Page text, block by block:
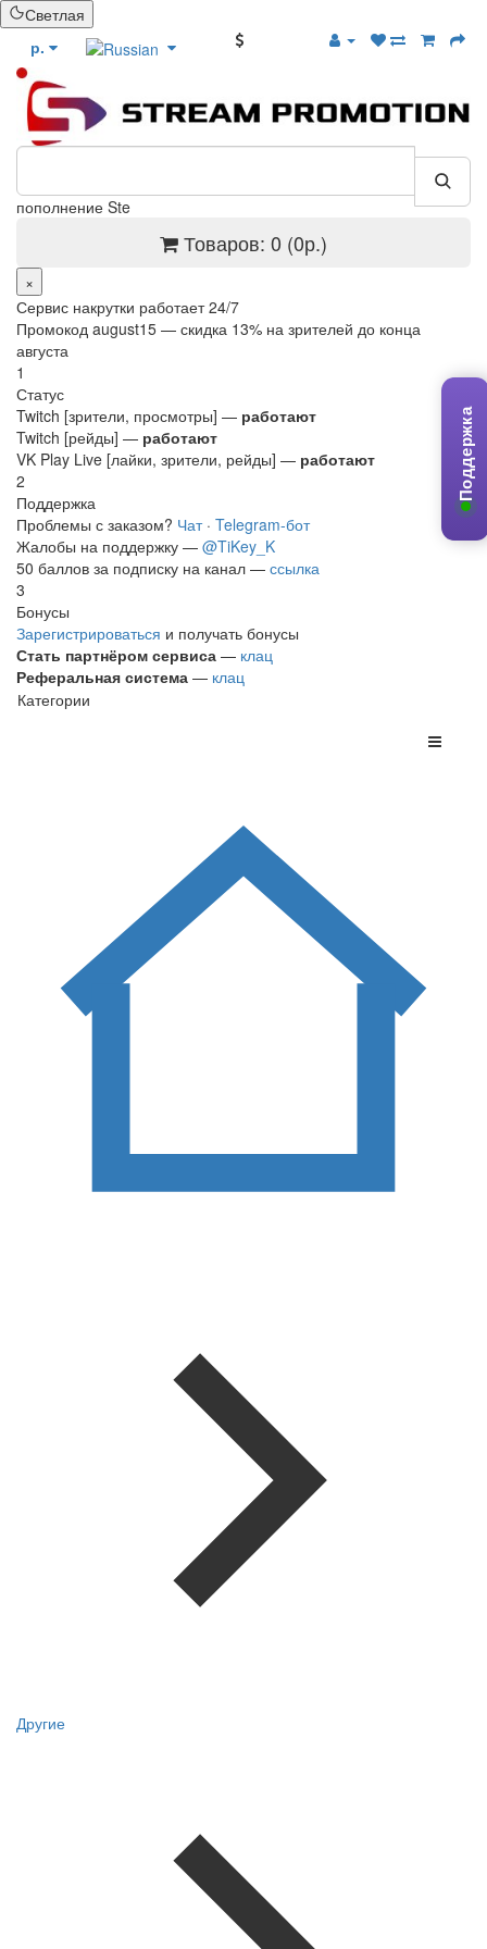
Светлая
Поддержка
р.
попо
Товаров: 0 (0р.)
×
Сервис накрутки работает 24/7
Промокод august15 — скидка 13% на зрителей до конца
августа
1
Статус
Twitch [зрители, просмотры] — работают
Twitch [рейды] — работают
VK Play Live [лайки, зрители, рейды] — работают
2
Поддержка
Проблемы с заказом? Чат· Telegram-бот
Жалобы на поддержку — @TiKey_K
50 баллов за подписку на канал — ссылка
3
Бонусы
Зарегистрироваться и получать бонусы
Стать партнёром сервиса — клац
Реферальная система — клац
Категории
Другие